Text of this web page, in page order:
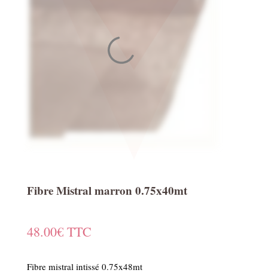
Fibre Mistral marron 0.75x40mt
48.00€ TTC
Fibre mistral intissé 0.75x48mt